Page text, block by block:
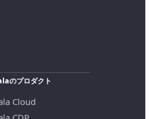
のプロダクト
Cloud